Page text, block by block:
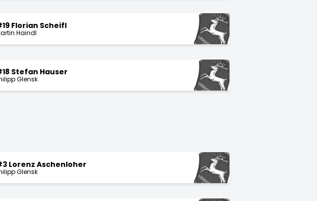
Florian Scheifl
Haindl
Stefan Hauser
Glensk
Lorenz Aschenloher
Glensk